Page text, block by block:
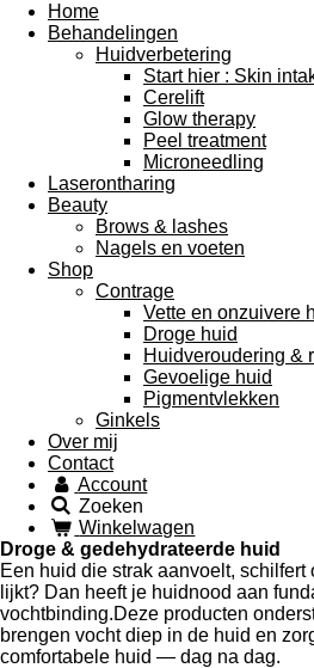
Home
Behandelingen
Huidverbetering
Start hier : Skin
Cerelift
Glow therapy
Peel treatment
Microneedling
Laserontharing
Beauty
Brows & lashes
Nagels en voeten
Shop
Contrage
Vette en onzuivere
Droge huid
Huidveroudering &
Gevoelige huid
Pigmentvlekken
Ginkels
Over mij
Contact
Account
Zoeken
Winkelwagen
Droge & gedehydrateerde huid
Een huid die strak aanvoelt, schilfert
lijkt? Dan heeft je huidnood aan
vochtbinding.Deze producten
brengen vocht diep in de huid en
comfortabele huid — dag na dag.